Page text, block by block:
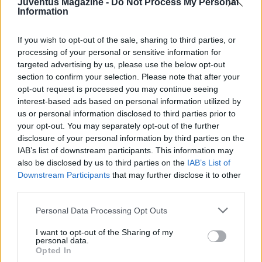
Juventus Magazine - Do Not Process My Personal
Information
If you wish to opt-out of the sale, sharing to third parties, or
processing of your personal or sensitive information for
targeted advertising by us, please use the below opt-out
section to confirm your selection. Please note that after your
opt-out request is processed you may continue seeing
interest-based ads based on personal information utilized by
us or personal information disclosed to third parties prior to
your opt-out. You may separately opt-out of the further
disclosure of your personal information by third parties on the
IAB’s list of downstream participants. This information may
also be disclosed by us to third parties on the IAB’s List of
Downstream Participants that may further disclose it to other
Personal Data Processing Opt Outs
I want to opt-out of the Sharing of my
personal data.
Opted In
trasferta e con le prime tre classificate di ogni girone che si
ritorno per i due restanti posti disponibili per i quarti di finale.
Il formato a eliminazione diretta, giocato sia in casa che in
trasferta, verrà utilizzato per raggiungere la finale a gara
secca che sarà disputata alla fine di maggio in uno stadio
neutrale.
Dopo l’avvio della competizione maschile, non appena
possibile, verrà avviata anche la corrispettiva lega femminile,
per contribuire allo sviluppo e al progresso del calcio
femminile. Il nuovo torneo annuale fornirà una crescita
dei contributi di solidarietà senza tetto massimo, che
solidarietà saranno sostanzialmente più alti di quelli generati
dall’attuale competizione europea e si prevede che superino i